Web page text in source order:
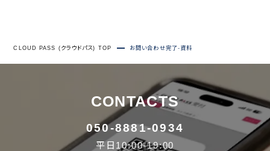
CLOUD PASS (クラウドパス) TOP お問い合わせ完了-資料
CONTACTS
050-8881-0934
平日10:00-19:00